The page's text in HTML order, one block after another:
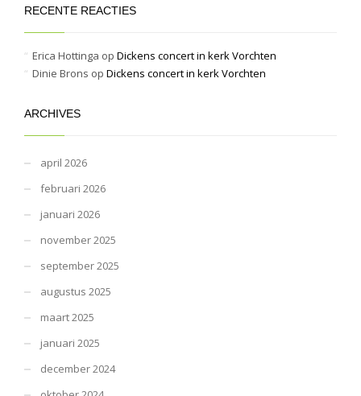
RECENTE REACTIES
Erica Hottinga op Dickens concert in kerk Vorchten
Dinie Brons op Dickens concert in kerk Vorchten
ARCHIVES
april 2026
februari 2026
januari 2026
november 2025
september 2025
augustus 2025
maart 2025
januari 2025
december 2024